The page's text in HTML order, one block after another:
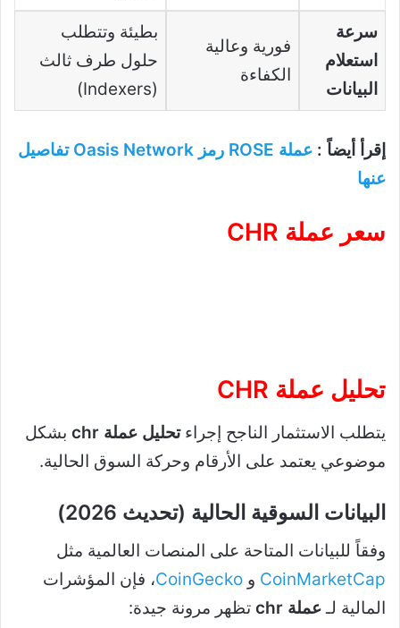
سرعة
استعلام
البيانات
فورية وعالية
الكفاءة
بطيئة وتتطلب
حلول طرف ثالث
(Indexers)
إقرأ أيضاً :
عملة ROSE رمز Oasis Network تفاصيل
عنها
سعر عملة CHR
تحليل عملة CHR
يتطلب الاستثمار الناجح إجراءتحليل عملة chr
بشكل
موضوعي يعتمد على الأرقام وحركة السوق الحالية.
البيانات السوقية الحالية (تحديث 2026)
وفقاً للبيانات المتاحة على المنصات العالمية مثل
CoinMarketCap و CoinGecko، فإن المؤشرات
المالية لـعملة chr تظهر مرونة جيدة: